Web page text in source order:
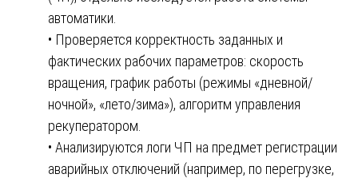
автоматики.
• Проверяется корректность заданных и
фактических рабочих параметров: скорость
вращения, график работы (режимы «дневной/
ночной», «лето/зима»), алгоритм управления
рекуператором.
• Анализируются логи ЧП на предмет регистрации
аварийных отключений (например, по перегрузке,